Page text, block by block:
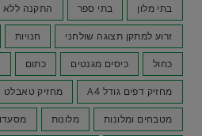
בתי מלון בתי ספר התקנה ללא
זרוע למתקן תצוגה שולחני חנויות
כחול כיסים מגנטים כתום
מחזיק דפים גודל A4 מחזיק טאבלט
מטבחים ומלונות מלונות